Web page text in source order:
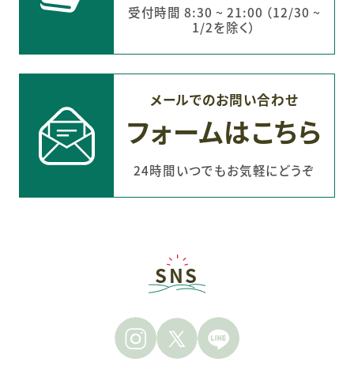
受付時間 8:30 ~ 21:00 （12/30 ~
1/2を除く）
メールでのお問い合わせ
フォームはこちら
24時間いつでもお気軽にどうぞ
SNS